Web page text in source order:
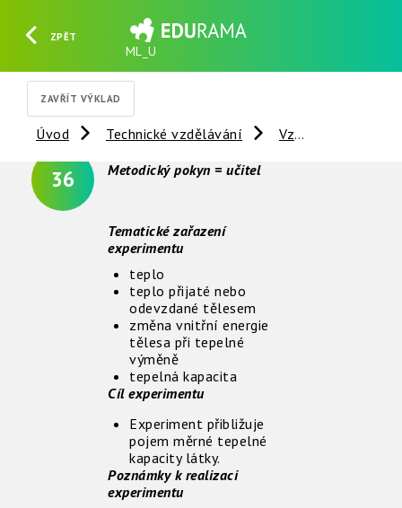
ZPĚT
ML_U
ZAVŘÍT VÝKLAD
Úvod Technické vzdělávání Vzdálené experimenty
36 Metodický pokyn = učitel
Tematické zařazení
experimentu
teplo
teplo přijaté nebo
odevzdané tělesem
změna vnitřní energie
tělesa při tepelné
výměně
tepelná kapacita
Cíl experimentu
Experiment přibližuje
pojem měrné tepelné
kapacity látky.
Poznámky k realizaci
experimentu